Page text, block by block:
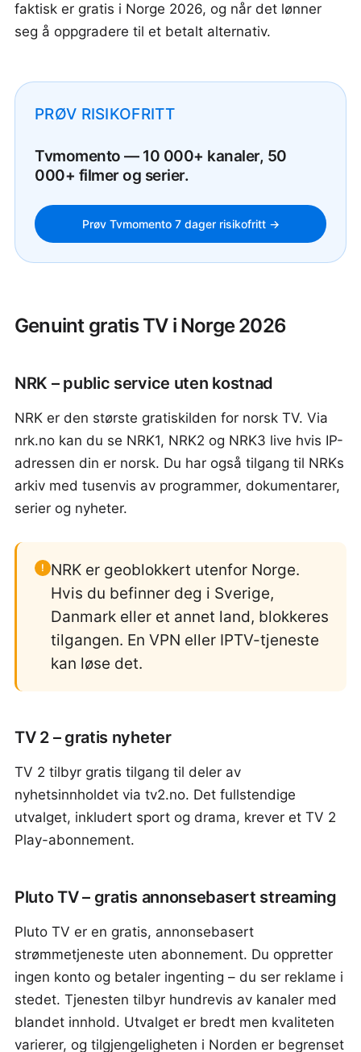
faktisk er gratis i Norge 2026, og når det lønner
seg å oppgradere til et betalt alternativ.
PRØV RISIKOFRITT
Tvmomento — 10 000+ kanaler, 50
000+ filmer og serier.
Prøv Tvmomento 7 dager risikofritt →
Genuint gratis TV i Norge 2026
NRK – public service uten kostnad
NRK er den største gratiskilden for norsk TV. Via
nrk.no kan du se NRK1, NRK2 og NRK3 live hvis IP-
adressen din er norsk. Du har også tilgang til NRKs
arkiv med tusenvis av programmer, dokumentarer,
serier og nyheter.
!
NRK er geoblokkert utenfor Norge.
Hvis du befinner deg i Sverige,
Danmark eller et annet land, blokkeres
tilgangen. En VPN eller IPTV-tjeneste
kan løse det.
TV 2 – gratis nyheter
TV 2 tilbyr gratis tilgang til deler av
nyhetsinnholdet via tv2.no. Det fullstendige
utvalget, inkludert sport og drama, krever et TV 2
Play-abonnement.
Pluto TV – gratis annonsebasert streaming
Pluto TV er en gratis, annonsebasert
strømmetjeneste uten abonnement. Du oppretter
ingen konto og betaler ingenting – du ser reklame i
stedet. Tjenesten tilbyr hundrevis av kanaler med
blandet innhold. Utvalget er bredt men kvaliteten
varierer, og tilgjengeligheten i Norden er begrenset